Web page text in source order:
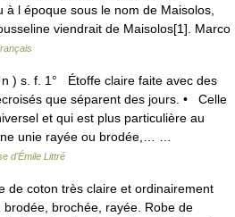
à l époque sous le nom de Maisolos,
viendrait de Maisolos[1]. Marco
) s. f. 1° Étoffe claire faite avec des
que séparent des jours. • Celle
et qui est plus particulière au
unie rayée ou brodée,… …
d'Émile Littré
de coton très claire et ordinairement
brochée, rayée. Robe de